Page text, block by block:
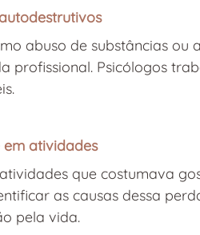
abuso de substâncias ou
profissional. Psicólogos
em atividades
que costumava
as causas dessa
pela vida.